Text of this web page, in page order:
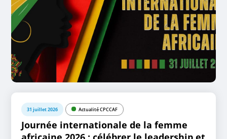
31 juillet 2026 Actualité CPCCAF
Journée internationale de la femme